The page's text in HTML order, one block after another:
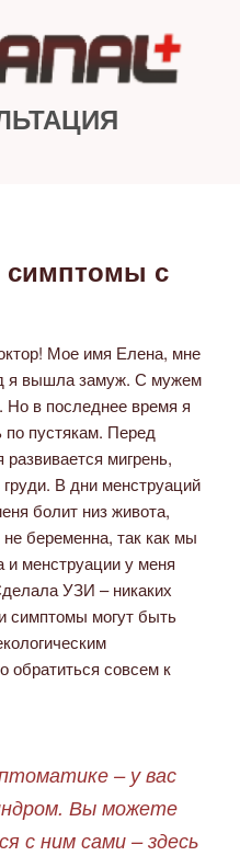
с
Мое имя Елена, мне
я вышла замуж. С мужем
в последнее время я
пустякам. Перед
мигрень,
В дни менструаций
болит низ живота,
беременна, так как мы
менструации у меня
УЗИ – никаких
симптомы могут быть
обратиться совсем к
– у вас
Вы можете
с ним сами – здесь